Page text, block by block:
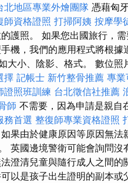
北地區專業外燴團隊 憑藉匈
師資格證照 打掃阿姨 按摩學
護照。 如果您出國旅行，
機，我們的應用程式將根據
大小、陰影、格式。 數位
擇 記帳士 新竹整骨推薦 專業
證照班訓練 台北徵信社推薦
師 不需要，因為申請是親自
務首選 整復師專業資格證照
果由於健康原因等原因無
英國邊境警衛可能會詢問
澄清兒童與隨行成人之間
以是孩子出生證明的副本或